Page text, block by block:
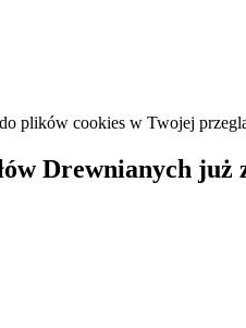
plików cookies w Twojej
Drewnianych już